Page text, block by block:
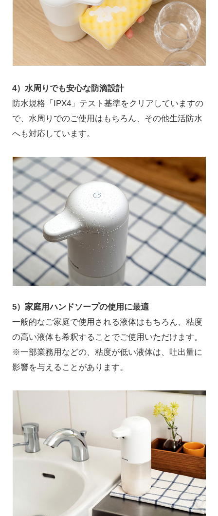
4）水周りでも安心な防滴設計
防水規格「IPX4」テスト基準をクリアしていますの
で、水周りでのご使用はもちろん、その他生活防水
へも対応しています。
5）家庭用ハンドソープの使用に最適
一般的なご家庭で使用される液体はもちろん、粘度
の高い液体も希釈することでご使用いただけます。
※一部業務用などの、粘度が低い液体は、吐出量に
影響を与えることがあります。